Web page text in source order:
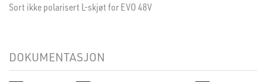
Sort ikke polarisert L-skjøt for EVO 48V
DOKUMENTASJON